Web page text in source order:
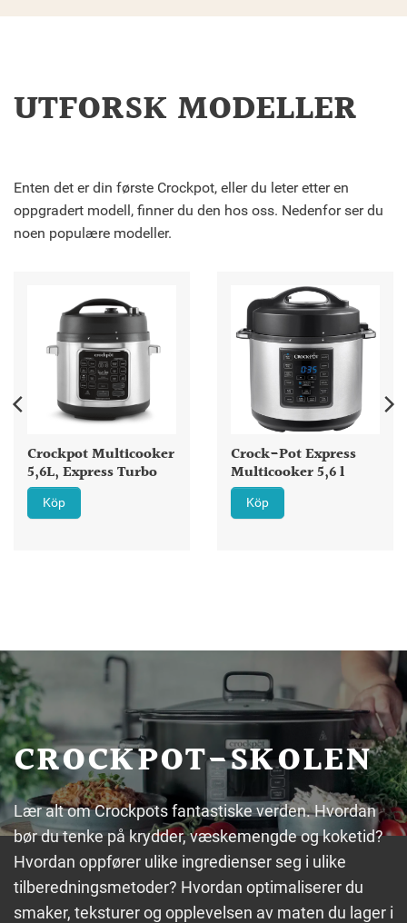
UTFORSK MODELLER
Enten det er din første Crockpot, eller du leter etter en
oppgradert modell, finner du den hos oss. Nedenfor ser du
noen populære modeller.
Crockpot Multicooker
5,6L, Express Turbo
Köp
Crock-Pot Express
Multicooker 5,6 l
Köp
CROCKPOT-SKOLEN
Lær alt om Crockpots fantastiske verden. Hvordan
bør du tenke på krydder, væskemengde og koketid?
Hvordan oppfører ulike ingredienser seg i ulike
tilberedningsmetoder? Hvordan optimaliserer du
smaker, teksturer og opplevelsen av maten du lager i